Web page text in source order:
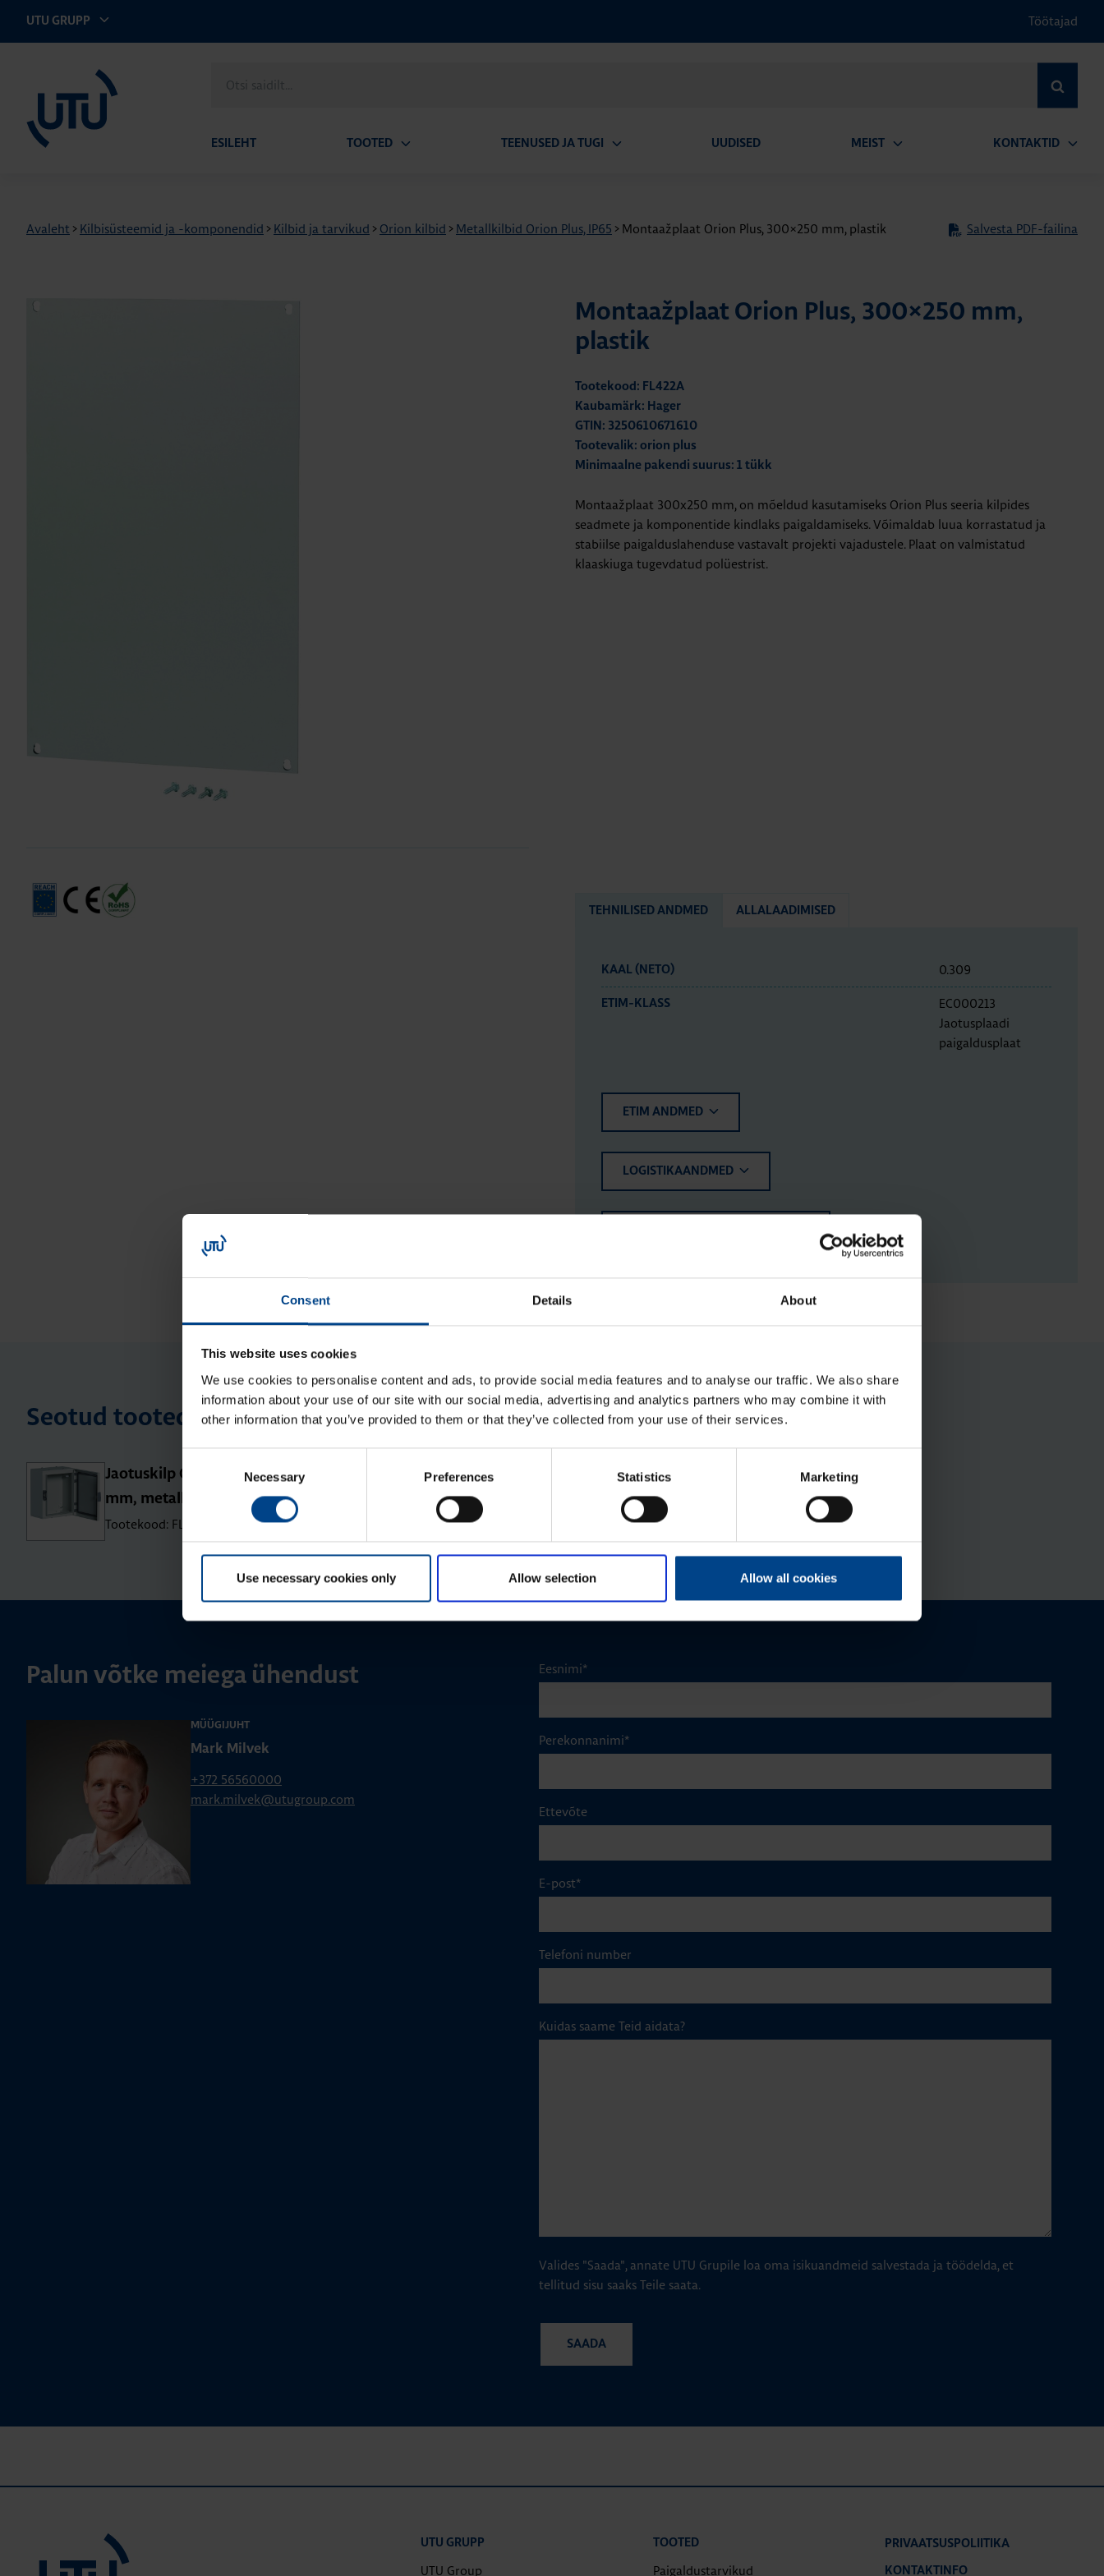
Consent Details About
This website uses cookies
We use cookies to personalise content and ads, to provide social media features and to analyse our traffic. We also share
information about your use of our site with our social media, advertising and analytics partners who may combine it with
other information that you’ve provided to them or that they’ve collected from your use of their services.
Selection
Necessary Preferences Statistics Marketing
Use necessary cookies only Allow selection Allow all cookies
UTU GRUPP Töötajad
saidilt
ESILEHT TOOTED TEENUSED JA TUGI UUDISED MEIST KONTAKTID
Avaleht > Kilbisüsteemid ja -komponendid > Kilbid ja tarvikud > Orion kilbid > Metallkilbid Orion Plus, IP65 > Montaažplaat Orion Plus, 300×250 mm, plastik Salvesta PDF-failina
Montaažplaat Orion Plus, 300×250 mm,
plastik
Tootekood: FL422A
Kaubamärk: Hager
GTIN: 3250610671610
Tootevalik: orion plus
Minimaalne pakendi suurus: 1 tükk
Montaažplaat 300x250 mm, on mõeldud kasutamiseks Orion Plus seeria kilpides
seadmete ja komponentide kindlaks paigaldamiseks. Võimaldab luua korrastatud ja
stabiilse paigalduslahenduse vastavalt projekti vajadustele. Plaat on valmistatud
klaaskiuga tugevdatud polüestrist.
TEHNILISED ANDMED ALLALAADIMISED
KAAL (NETO) 0.309
ETIM-KLASS
EC000213
Jaotusplaadi
paigaldusplaat
ETIM ANDMED
LOGISTIKAANDMED
Seotud tooted
Jao­tus­kilp Orion Plus, 300x250x160
mm, metall, IP65
Tootekood: FL102A
Jao­tus­kilp Orion Plus, aknaga,
300x250x160 mm, metall, IP65
Tootekood: FL152A
Palun võtke meiega ühendust
MÜÜGIJUHT
Mark Milvek
+372 56560000
mark.milvek@utugroup.com
Eesnimi*
Perekonnanimi*
Ettevõte
E-post*
Telefoni number
Kuidas saame Teid aidata?
Valides "Saada", annate UTU Grupile loa oma isikuandmeid salvestada ja töödelda, et
tellitud sisu saaks Teile saata.
UTU GRUPP
UTU Group
TOOTED
Paigaldustarvikud
PRIVAATSUSPOLIITIKA
KONTAKTINFO